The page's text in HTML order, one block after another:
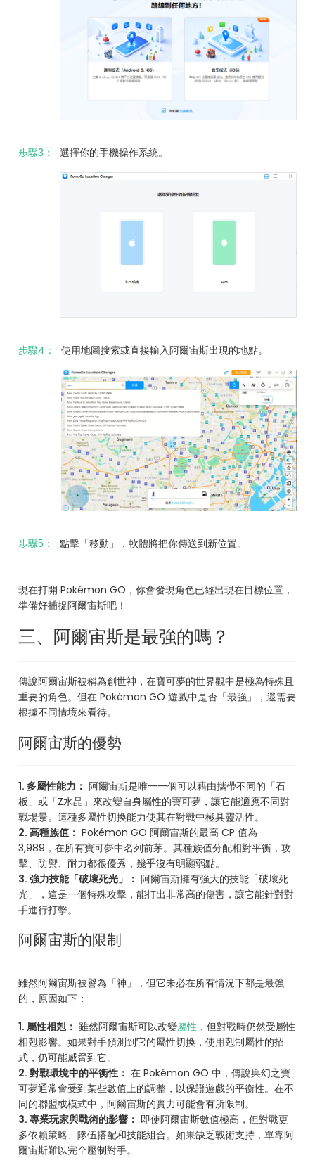
步驟3： 選擇你的手機操作系統。
步驟4： 使用地圖搜索或直接輸入阿爾宙斯出現的地點。
步驟5： 點擊「移動」，軟體將把你傳送到新位置。
現在打開 Pokémon GO，你會發現角色已經出現在目標位置，
準備好捕捉阿爾宙斯吧！
三、阿爾宙斯是最強的嗎？
傳說阿爾宙斯被稱為創世神，在寶可夢的世界觀中是極為特殊且
重要的角色。但在 Pokémon GO 遊戲中是否「最強」，還需要
根據不同情境來看待。
阿爾宙斯的優勢
1. 多屬性能力： 阿爾宙斯是唯一一個可以藉由攜帶不同的「石
板」或「Z水晶」來改變自身屬性的寶可夢，讓它能適應不同對
戰場景。這種多屬性切換能力使其在對戰中極具靈活性。
2. 高種族值： Pokémon GO 阿爾宙斯的最高 CP 值為
3,989，在所有寶可夢中名列前茅。其種族值分配相對平衡，攻
擊、防禦、耐力都很優秀，幾乎沒有明顯弱點。
3. 強力技能「破壞死光」： 阿爾宙斯擁有強大的技能「破壞死
光」，這是一個特殊攻擊，能打出非常高的傷害，讓它能針對對
手進行打擊。
阿爾宙斯的限制
雖然阿爾宙斯被譽為「神」，但它未必在所有情況下都是最強
的，原因如下：
1. 屬性相剋： 雖然阿爾宙斯可以改變屬性 ，但對戰時仍然受屬性
相剋影響。如果對手預測到它的屬性切換，使用剋制屬性的招
式，仍可能威脅到它。
2. 對戰環境中的平衡性： 在 Pokémon GO 中，傳說與幻之寶
可夢通常會受到某些數值上的調整，以保證遊戲的平衡性。在不
同的聯盟或模式中，阿爾宙斯的實力可能會有所限制。
3. 專業玩家與戰術的影響： 即使阿爾宙斯數值極高，但對戰更
多依賴策略、隊伍搭配和技能組合。如果缺乏戰術支持，單靠阿
爾宙斯難以完全壓制對手。